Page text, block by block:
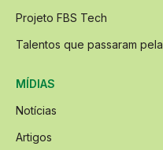
Projeto FBS Tech
Talentos que passaram
MÍDIAS
Notícias
Artigos